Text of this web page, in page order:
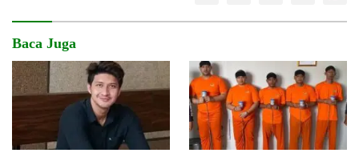
Baca Juga